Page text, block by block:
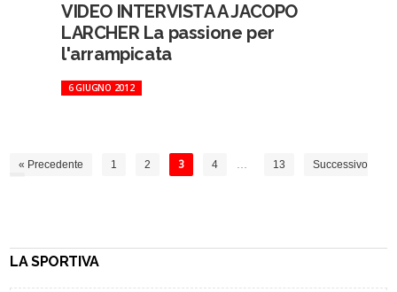
VIDEO INTERVISTA A JACOPO
LARCHER La passione per
l'arrampicata
6 GIUGNO 2012
« Precedente 1 2 3 4 … 13
Successivo
LA SPORTIVA